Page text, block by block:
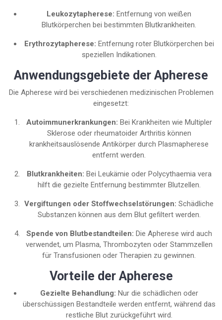
Leukozytapherese: Entfernung von weißen
Blutkörperchen bei bestimmten Blutkrankheiten.
Erythrozytapherese: Entfernung roter Blutkörperchen bei
speziellen Indikationen.
Anwendungsgebiete der Apherese
Die Apherese wird bei verschiedenen medizinischen Problemen
eingesetzt:
Autoimmunerkrankungen: Bei Krankheiten wie Multipler
Sklerose oder rheumatoider Arthritis können
krankheitsauslösende Antikörper durch Plasmapherese
entfernt werden.
Blutkrankheiten: Bei Leukämie oder Polycythaemia vera
hilft die gezielte Entfernung bestimmter Blutzellen.
Vergiftungen oder Stoffwechselstörungen: Schädliche
Substanzen können aus dem Blut gefiltert werden.
Spende von Blutbestandteilen: Die Apherese wird auch
verwendet, um Plasma, Thrombozyten oder Stammzellen
für Transfusionen oder Therapien zu gewinnen.
Vorteile der Apherese
Gezielte Behandlung: Nur die schädlichen oder
überschüssigen Bestandteile werden entfernt, während das
restliche Blut zurückgeführt wird.